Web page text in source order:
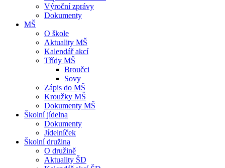
Výroční zprávy
Dokumenty
MŠ
O škole
Aktuality MŠ
Kalendář akcí
Třídy MŠ
Broučci
Sovy
Zápis do MŠ
Kroužky MŠ
Dokumenty MŠ
Školní jídelna
Dokumenty
Jídelníček
Školní družina
O družině
Aktuality ŠD